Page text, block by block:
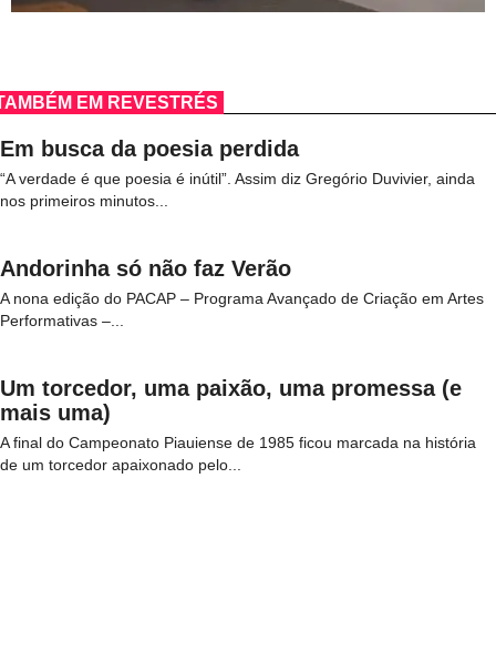
EM REVESTRÉS
Em busca da poesia perdida
“A verdade é que poesia é inútil”. Assim diz Gregório Duvivier, ainda
nos primeiros minutos...
Andorinha só não faz Verão
A nona edição do PACAP – Programa Avançado de Criação em Artes
Performativas –...
Um torcedor, uma paixão, uma promessa (e
mais uma)
A final do Campeonato Piauiense de 1985 ficou marcada na história
de um torcedor apaixonado pelo...